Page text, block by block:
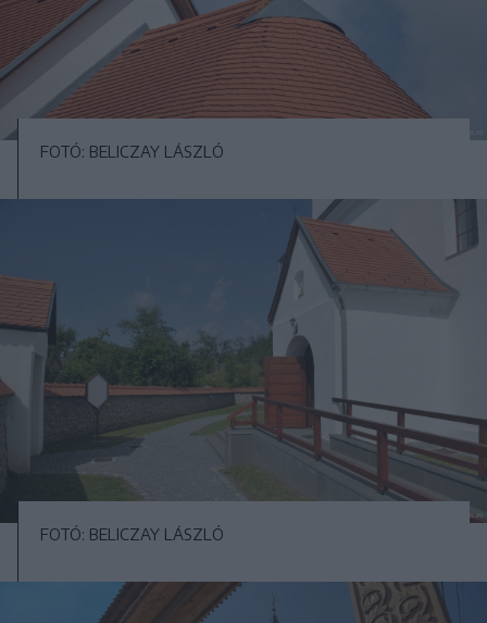
FOTÓ: BELICZAY LÁSZLÓ
FOTÓ: BELICZAY LÁSZLÓ